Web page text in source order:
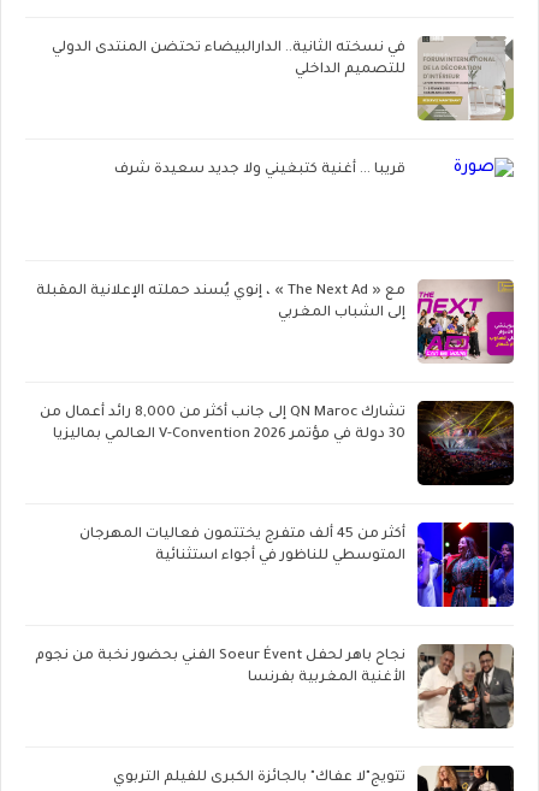
في نسخته الثانية.. الدارالبيضاء تحتضن المنتدى الدولي
للتصميم الداخلي
قريبا ... أغنية كتبغيني ولا جديد سعيدة شرف
مع « The Next Ad » ، إنوي يُسند حملته الإعلانية المقبلة
إلى الشباب المغربي
تشارك QN Maroc إلى جانب أكثر من 8,000 رائد أعمال من
30 دولة في مؤتمر V-Convention 2026 العالمي بماليزيا
أكثر من 45 ألف متفرج يختتمون فعاليات المهرجان
المتوسطي للناظور في أجواء استثنائية
نجاح باهر لحفل Soeur Évent الفني بحضور نخبة من نجوم
الأغنية المغربية بفرنسا
تتويج"لا عفاك" بالجائزة الكبرى للفيلم التربوي